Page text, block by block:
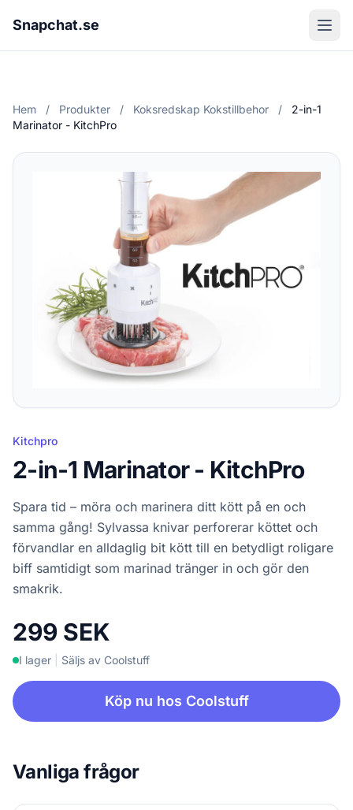
Snapchat.se
Hem / Produkter / Koksredskap Kokstillbehor /
2-in-1
Marinator - KitchPro
Kitchpro
2-in-1 Marinator - KitchPro
Spara tid – möra och marinera ditt kött på en och
samma gång! Sylvassa knivar perforerar köttet och
förvandlar en alldaglig bit kött till en betydligt roligare
biff samtidigt som marinad tränger in och gör den
smakrik.
299 SEK
I lager Säljs av Coolstuff
Köp nu hos Coolstuff
Vanliga frågor